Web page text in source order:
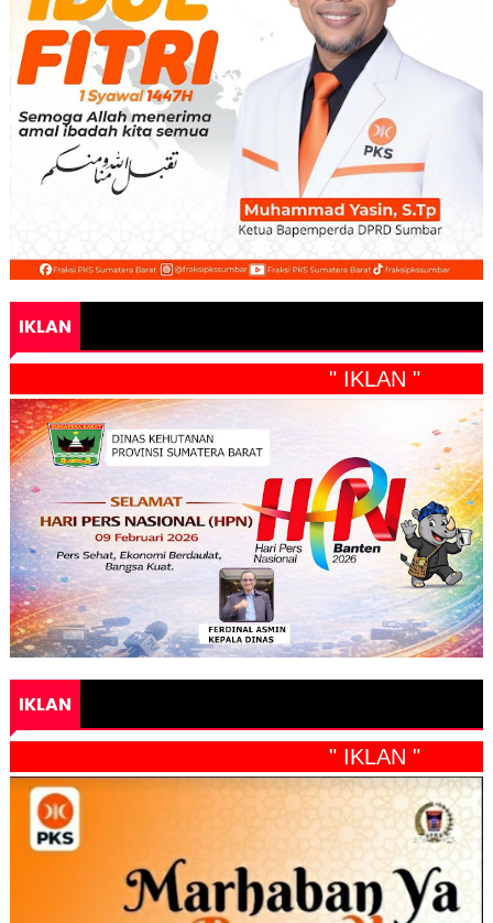
IKLAN
" IKLAN "
IKLAN
" IKLAN "